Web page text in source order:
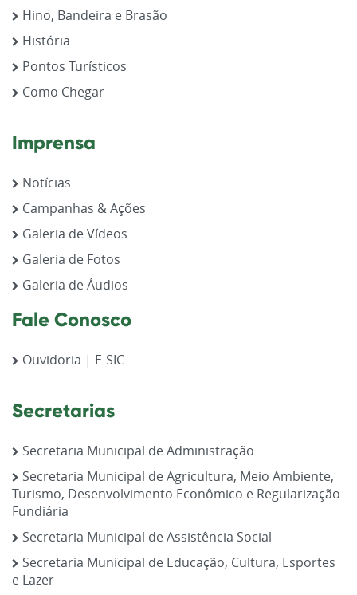
Hino, Bandeira e Brasão
História
Pontos Turísticos
Como Chegar
Imprensa
Notícias
Campanhas & Ações
Galeria de Vídeos
Galeria de Fotos
Galeria de Áudios
Fale Conosco
Ouvidoria | E-SIC
Secretarias
Secretaria Municipal de Administração
Secretaria Municipal de Agricultura, Meio Ambiente,
Turismo, Desenvolvimento Econômico e Regularização
Fundiária
Secretaria Municipal de Assistência Social
Secretaria Municipal de Educação, Cultura, Esportes
e Lazer